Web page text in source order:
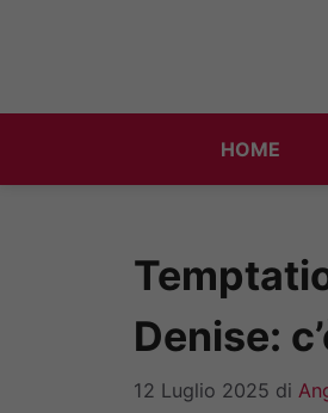
HOME
Denise:
12 Luglio 2025 di